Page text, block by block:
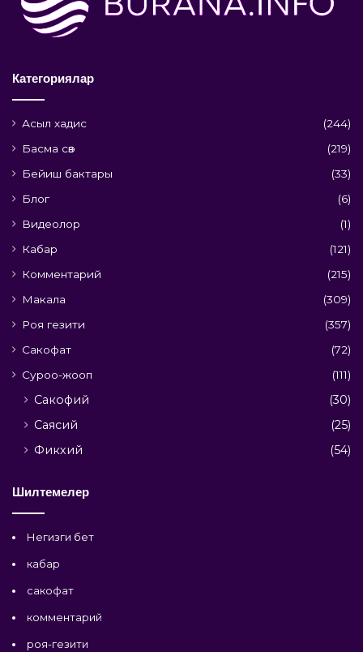
Категориялар
Асыл хадис
(244)
Басма сөз
(219)
Бейиш бактары
(33)
Блог
(6)
Видеолор
(1)
Кабар
(121)
Комментарий
(215)
Макала
(309)
Роя гезити
(357)
Сакофат
(72)
Суроо-жооп
(111)
Сакофий
(30)
Саясий
(25)
Фикхий
(54)
Шилтемелер
Негизги бет
кабар
сакофат
комментарий
роя-гезити